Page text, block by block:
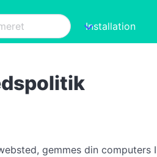
Installation
gemmes din